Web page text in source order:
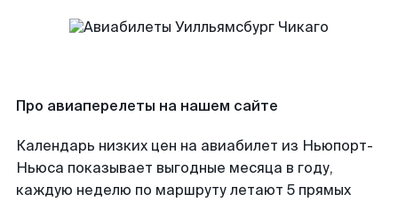
Про авиаперелеты на нашем сайте
Календарь низких цен на авиабилет из Ньюпорт-
Ньюса показывает выгодные месяца в году,
каждую неделю по маршруту летают 5 прямых